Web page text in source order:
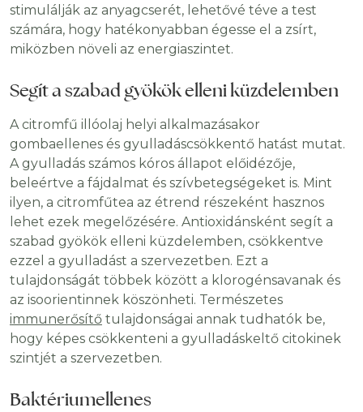
stimulálják az anyagcserét, lehetővé téve a test
számára, hogy hatékonyabban égesse el a zsírt,
miközben növeli az energiaszintet.
Segít a szabad gyökök elleni küzdelemben
A citromfű illóolaj helyi alkalmazásakor
gombaellenes és gyulladáscsökkentő hatást mutat.
A gyulladás számos kóros állapot előidézője,
beleértve a fájdalmat és szívbetegségeket is. Mint
ilyen, a citromfűtea az étrend részeként hasznos
lehet ezek megelőzésére. Antioxidánsként segít a
szabad gyökök elleni küzdelemben, csökkentve
ezzel a gyulladást a szervezetben. Ezt a
tulajdonságát többek között a klorogénsavanak és
az isoorientinnek köszönheti. Természetes
immunerősítő tulajdonságai annak tudhatók be,
hogy képes csökkenteni a gyulladáskeltő citokinek
szintjét a szervezetben.
Baktériumellenes